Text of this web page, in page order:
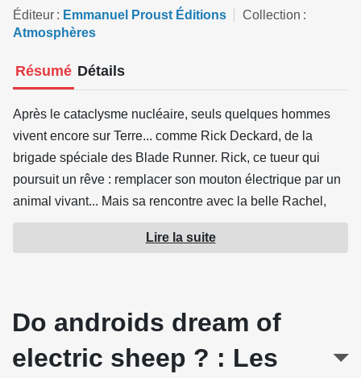
Éditeur
Emmanuel Proust Éditions
Collection
Atmosphères
Résumé Détails
Après le cataclysme nucléaire, seuls quelques hommes
vivent encore sur Terre... comme Rick Deckard, de la
brigade spéciale des Blade Runner. Rick, ce tueur qui
poursuit un rêve : remplacer son mouton électrique par un
animal vivant... Mais sa rencontre avec la belle Rachel,
une androïde Nexus-6 à l'intelligence supérieure,
bouscule ses convictions, et va le conduire à s'interroger
Source : Emmanuel Proust Éditions
Lire la suite
Do androids dream of
electric sheep ? : Les